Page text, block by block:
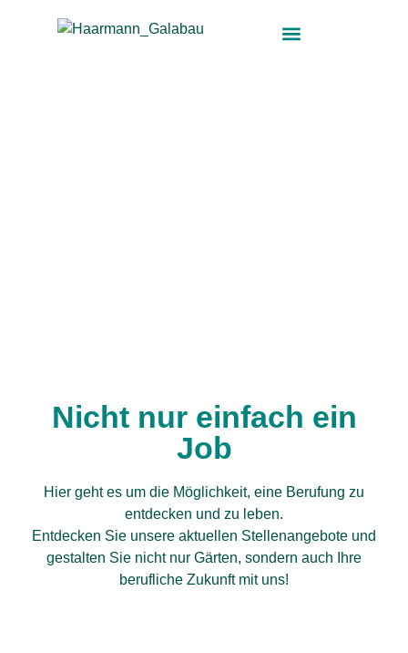
Nicht nur einfach ein
Job
Hier geht es um die Möglichkeit, eine Berufung zu
entdecken und zu leben.
Entdecken Sie unsere aktuellen Stellenangebote und
gestalten Sie nicht nur Gärten, sondern auch Ihre
berufliche Zukunft mit uns!